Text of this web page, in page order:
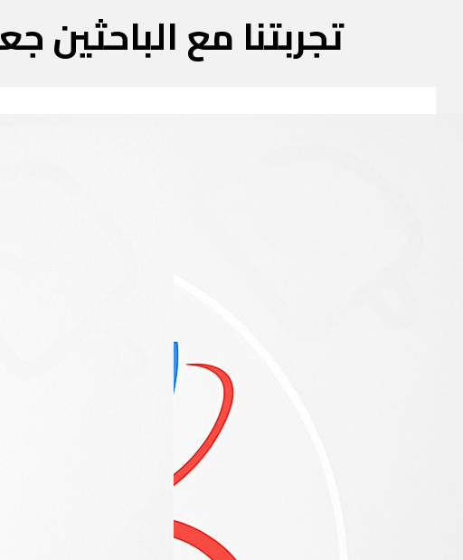
تجربتنا مع الباحثين